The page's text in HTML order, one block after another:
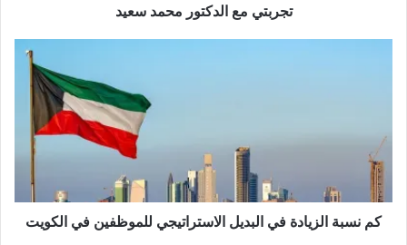
تجربتي مع الدكتور محمد سعيد
كم نسبة الزيادة في البديل الاستراتيجي للموظفين في الكويت